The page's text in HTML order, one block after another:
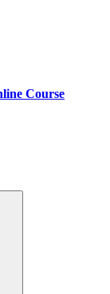
Course